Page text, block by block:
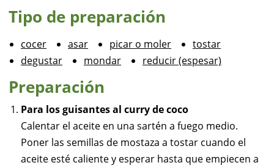
Tipo de preparación
cocer asar picar o moler
tostar
degustar
mondar reducir (espesar)
Preparación
Para los guisantes al curry de coco
Calentar el aceite en una sartén a fuego medio.
Poner las semillas de mostaza a tostar cuando el
aceite esté caliente y esperar hasta que empiecen a